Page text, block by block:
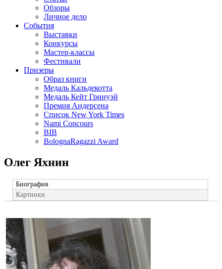
Обзоры
Личное дело
События
Выставки
Конкурсы
Мастер-классы
Фестивали
Призеры
Образ книги
Медаль Кальдекотта
Медаль Кейт Гринуэй
Премия Андерсена
Список New York Times
Nami Concours
BIB
BolognaRagazzi Award
Олег Яхнин
Биография
Картинки